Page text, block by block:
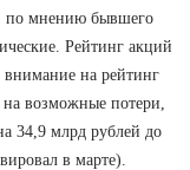
по мнению бывшего
Рейтинг акций
внимание на рейтинг
возможные потери,
34,9 млрд рублей до
в марте).